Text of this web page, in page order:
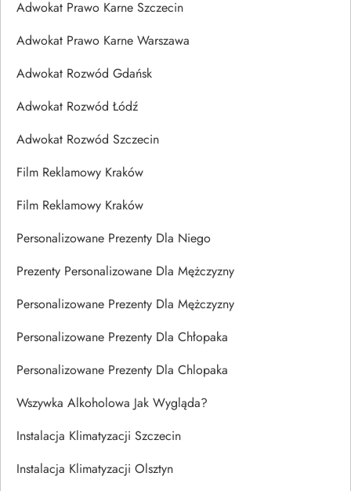
Adwokat Prawo Karne Szczecin
Adwokat Prawo Karne Warszawa
Adwokat Rozwód Gdańsk
Adwokat Rozwód Łódź
Adwokat Rozwód Szczecin
Film Reklamowy Kraków
Film Reklamowy Kraków
Personalizowane Prezenty Dla Niego
Prezenty Personalizowane Dla Mężczyzny
Personalizowane Prezenty Dla Mężczyzny
Personalizowane Prezenty Dla Chłopaka
Personalizowane Prezenty Dla Chlopaka
Wszywka Alkoholowa Jak Wygląda?
Instalacja Klimatyzacji Szczecin
Instalacja Klimatyzacji Olsztyn